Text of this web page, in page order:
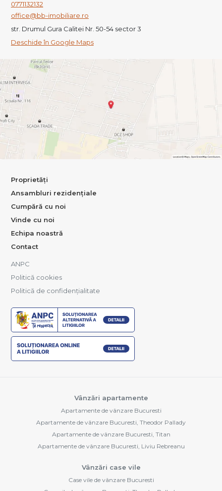
0771132132
office@bb-imobiliare.ro
str. Drumul Gura Calitei Nr. 50-54 sector 3
Deschide în Google Maps
Proprietăți
Ansambluri rezidențiale
Cumpără cu noi
Vinde cu noi
Echipa noastră
Contact
ANPC
Politică cookies
Politică de confidențialitate
Vânzări apartamente
Apartamente de vânzare Bucuresti
Apartamente de vânzare Bucuresti, Theodor Pallady
Apartamente de vânzare Bucuresti, Titan
Apartamente de vânzare Bucuresti, Liviu Rebreanu
Vânzări case vile
Case vile de vânzare Bucuresti